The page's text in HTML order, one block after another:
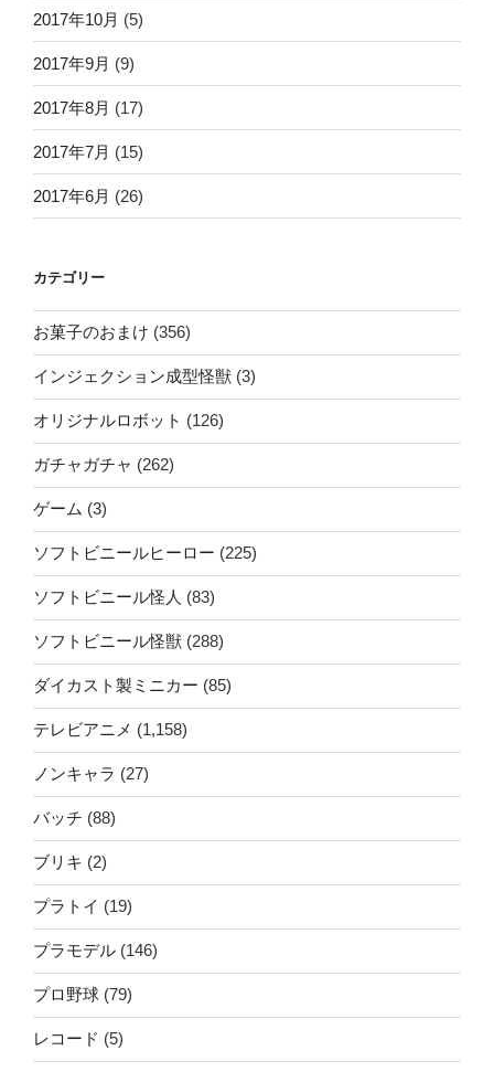
2017年10月 (5)
2017年9月 (9)
2017年8月 (17)
2017年7月 (15)
2017年6月 (26)
カテゴリー
お菓子のおまけ (356)
インジェクション成型怪獣 (3)
オリジナルロボット (126)
ガチャガチャ (262)
ゲーム (3)
ソフトビニールヒーロー (225)
ソフトビニール怪人 (83)
ソフトビニール怪獣 (288)
ダイカスト製ミニカー (85)
テレビアニメ (1,158)
ノンキャラ (27)
バッチ (88)
ブリキ (2)
プラトイ (19)
プラモデル (146)
プロ野球 (79)
レコード (5)